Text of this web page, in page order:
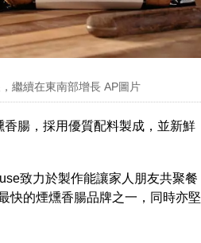
繼續在東南部增長 AP圖片
腸，採用優質配料製成，並新鮮
致力於製作能讓家人朋友共聚餐
快的煙燻香腸品牌之一，同時亦堅